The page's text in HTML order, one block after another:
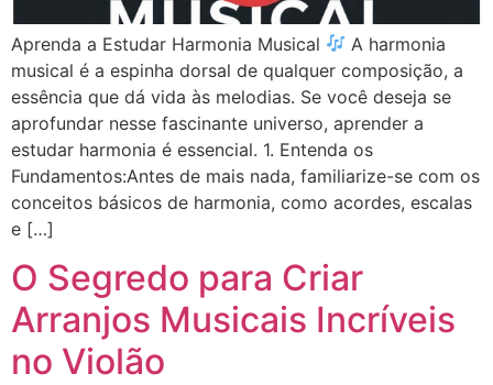
Aprenda a Estudar Harmonia Musical
A harmonia
musical é a espinha dorsal de qualquer composição, a
essência que dá vida às melodias. Se você deseja se
aprofundar nesse fascinante universo, aprender a
estudar harmonia é essencial. 1. Entenda os
Fundamentos:Antes de mais nada, familiarize-se com os
conceitos básicos de harmonia, como acordes, escalas
e […]
O Segredo para Criar
Arranjos Musicais Incríveis
no Violão